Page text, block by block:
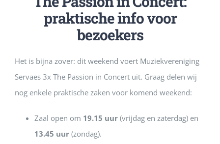
praktische info voor
bezoekers
Het is bijna zover: dit weekend voert Muziekvereniging
Servaes 3x The Passion in Concert uit. Graag delen wij
nog enkele praktische zaken voor komend weekend:
Zaal open om 19.15 uur (vrijdag en zaterdag) en
13.45 uur (zondag).